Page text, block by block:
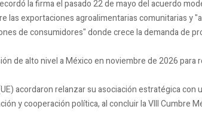
la firma el pasado 22 de mayo del acuerdo
las exportaciones agroalimentarias comunitarias y
de consumidores" donde crece la demanda de
de alto nivel a México en noviembre de 2026 para
acordaron relanzar su asociación estratégica con
y cooperación política, al concluir la VIII Cumbre